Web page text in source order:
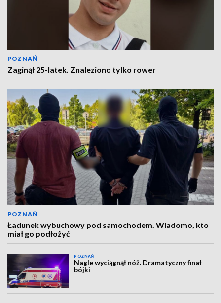
POZNAŃ
Zaginął 25-latek. Znaleziono tylko rower
POZNAŃ
Ładunek wybuchowy pod samochodem. Wiadomo, kto
miał go podłożyć
POZNAŃ
Nagle wyciągnął nóż. Dramatyczny finał
bójki